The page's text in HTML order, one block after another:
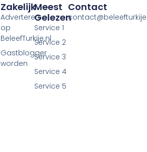
Meest
Gelezen
Service 1
Service 2
Service 3
Service 4
Service 5
Zakelijk
Adverteren
op
BeleefTurkije.nl
Gastblogger
worden
Contact